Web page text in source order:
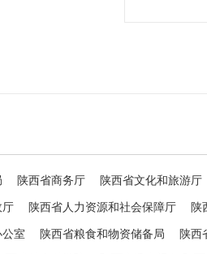
陕西省商务厅 陕西省文化和旅游厅
厅 陕西省人力资源和社会保障厅 陕
室 陕西省粮食和物资储备局 陕西